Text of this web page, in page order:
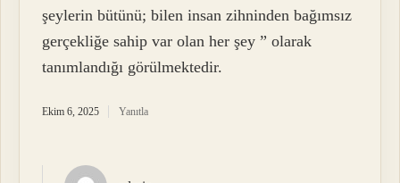
şeylerin bütünü; bilen insan zihninden bağımsız
gerçekliğe sahip var olan her şey ” olarak
tanımlandığı görülmektedir.
Ekim 6, 2025 Yanıtla